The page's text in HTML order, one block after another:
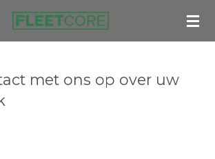
met ons op over uw